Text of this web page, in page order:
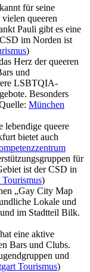
für seine
queeren
Pauli gibt es eine
im Norden ist
)
Herz der queeren
und
LSBTQIA-
Besonders
München
lebendige queere
bietet auch
für
ist der CSD in
)
„Gay City Map
Lokale und
im Stadtteil Bilk.
eine aktive
Bars und Clubs.
und
Tourismus)